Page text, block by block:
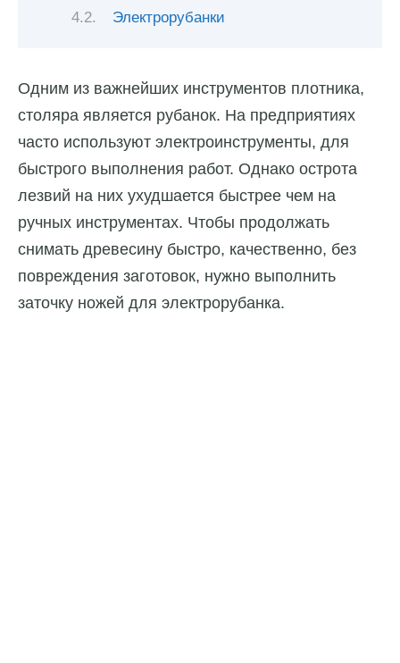
Электрорубанки
Одним из важнейших инструментов плотника,
столяра является рубанок. На предприятиях
часто используют электроинструменты, для
быстрого выполнения работ. Однако острота
лезвий на них ухудшается быстрее чем на
ручных инструментах. Чтобы продолжать
снимать древесину быстро, качественно, без
повреждения заготовок, нужно выполнить
заточку ножей для электрорубанка.